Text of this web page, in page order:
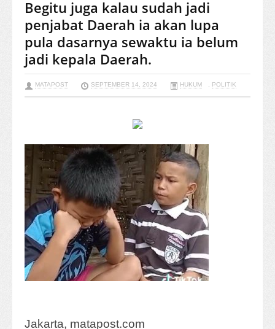
Begitu juga kalau sudah jadi
penjabat Daerah ia akan lupa
pula dasarnya sewaktu ia belum
jadi kepala Daerah.
MATAPOST SEPTEMBER 14, 2024 HUKUM , POLITIK
Jakarta, matapost.com